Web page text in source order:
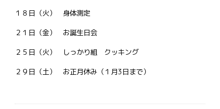
１８日（火） 身体測定
２１日（金） お誕生日会
２５日（火） しっかり組 クッキング
２９日（土） お正月休み（１月3日まで）